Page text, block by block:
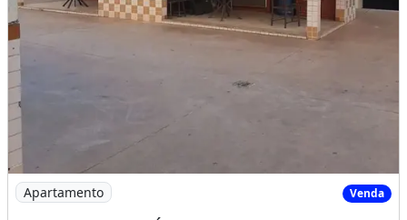
Imagem: Ed Via Araguaia Ótimo Apartamento 3 Quartos/
Apartamento Venda